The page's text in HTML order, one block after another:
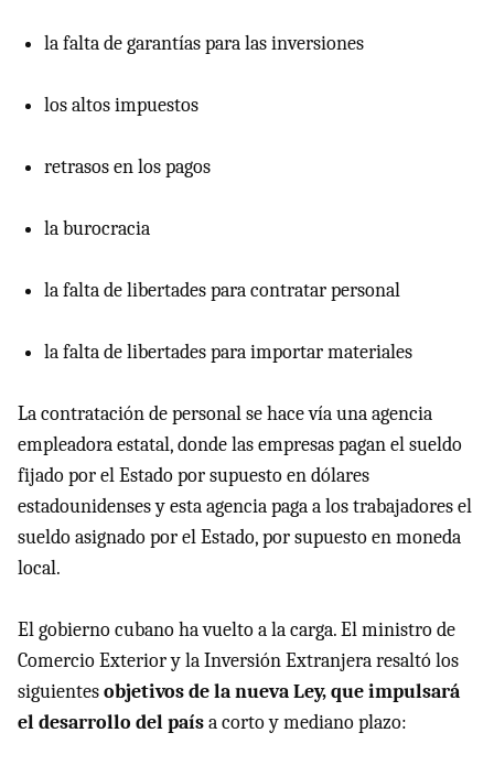
la falta de garantías para las inversiones
los altos impuestos
retrasos en los pagos
la burocracia
la falta de libertades para contratar personal
la falta de libertades para importar materiales
La contratación de personal se hace vía una agencia
empleadora estatal, donde las empresas pagan el sueldo
fijado por el Estado por supuesto en dólares
estadounidenses y esta agencia paga a los trabajadores el
sueldo asignado por el Estado, por supuesto en moneda
local.
El gobierno cubano ha vuelto a la carga. El ministro de
Comercio Exterior y la Inversión Extranjera resaltó los
siguientesobjetivos de la nueva Ley, que impulsará
el desarrollo del paísa corto y mediano plazo: